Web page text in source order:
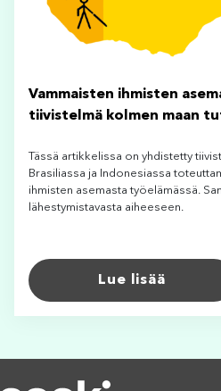
Vammaisten ihmisten
tiivistelmä kolmen maan
Tässä artikkelissa on yhdistetty
Brasiliassa ja Indonesiassa
ihmisten asemasta työelämässä.
lähestymistavasta aiheeseen.
Lue lisää